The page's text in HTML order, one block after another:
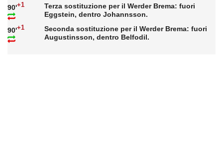
90'+1
Terza sostituzione per il Werder Brema: fuori
Eggstein, dentro Johannsson.
90'+1
Seconda sostituzione per il Werder Brema: fuori
Augustinsson, dentro Belfodil.